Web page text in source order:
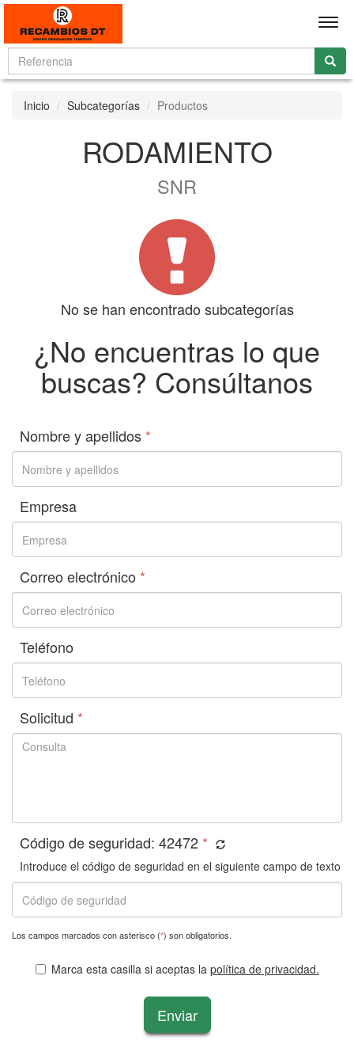
Inicio Subcategorías Productos
RODAMIENTO
SNR
No se han encontrado subcategorías
¿No encuentras lo que
buscas? Consúltanos
Nombre y apellidos *
Empresa
Correo electrónico *
Teléfono
Solicitud *
Código de seguridad: 42472 *
Introduce el código de seguridad en el siguiente campo de texto
Los campos marcados con asterisco (*) son obligatorios.
Marca esta casilla si aceptas la política de privacidad.
Enviar